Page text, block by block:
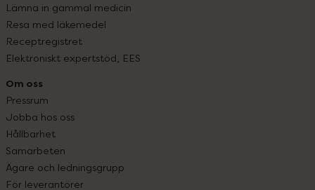
Lämna in gammal medicin
Resa med läkemedel
Receptregistret
Elektroniskt expertstöd, EES
Om oss
Pressrum
Jobba hos oss
Hållbarhet
Samarbeten
Ägare och ledningsgrupp
För leverantörer